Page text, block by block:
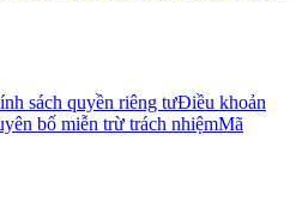
sách quyền riêng tưĐiều khoản
bố miễn trừ trách nhiệmMã